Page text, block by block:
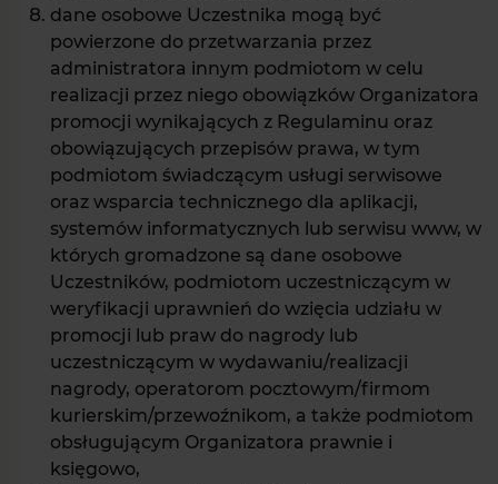
dane osobowe Uczestnika mogą być
powierzone do przetwarzania przez
administratora innym podmiotom w celu
realizacji przez niego obowiązków Organizatora
promocji wynikających z Regulaminu oraz
obowiązujących przepisów prawa, w tym
podmiotom świadczącym usługi serwisowe
oraz wsparcia technicznego dla aplikacji,
systemów informatycznych lub serwisu www, w
których gromadzone są dane osobowe
Uczestników, podmiotom uczestniczącym w
weryfikacji uprawnień do wzięcia udziału w
promocji lub praw do nagrody lub
uczestniczącym w wydawaniu/realizacji
nagrody, operatorom pocztowym/firmom
kurierskim/przewoźnikom, a także podmiotom
obsługującym Organizatora prawnie i
księgowo,